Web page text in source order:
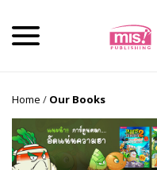
Home / Our Books